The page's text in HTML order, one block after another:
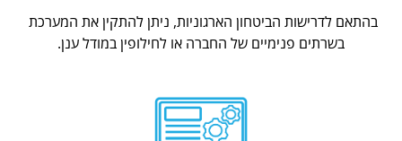
בהתאם לדרישות הביטחון הארגוניות, ניתן להתקין את המערכת
בשרתים פנימיים של החברה או לחילופין במודל ענן.